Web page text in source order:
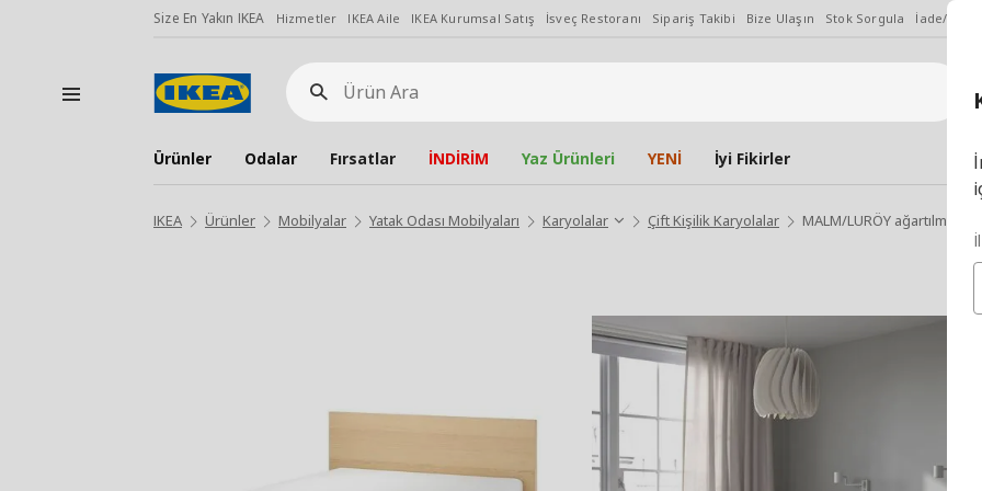
Size En Yakın IKEA Hizmetler IKEA Aile IKEA Kurumsal Satış İsveç Restoranı Sipariş Takibi Bize Ulaşın Stok Sorgula İade/
Ürün
Ara
Ürünler Odalar Fırsatlar İNDİRİM Yaz Ürünleri YENİ İyi Fikirler
IKEA Ürünler Mobilyalar Yatak Odası Mobilyaları Karyolalar Çift Kişilik Karyolalar MALM/LURÖY ağartılmış